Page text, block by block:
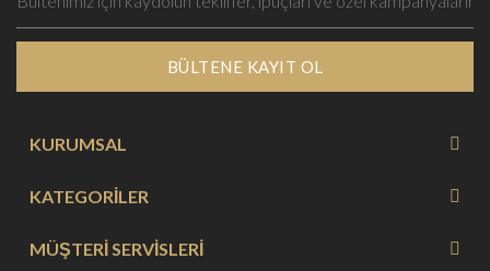
BÜLTENE KAYIT OL
KURUMSAL
KATEGORİLER
MÜŞTERİ SERVİSLERİ